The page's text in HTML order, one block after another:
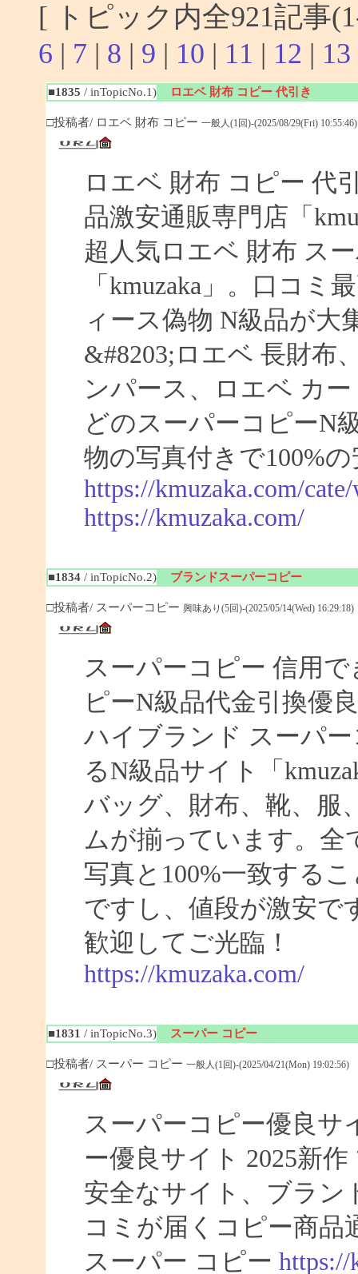
[ トピック内全921記
6 | 7 | 8 | 9 | 10 | 11 | 12 | 13
■1835 / inTopicNo.1) ロエベ 財布 コピー 代引き
□投稿者/ ロエベ 財布 コピー 一般人(1回)-(2025/08/29(Fri) 10:55:46)
ロエベ 財布 コピー 代
品激安通販専門店「
超人気ロエベ 財布 ス
「kmuzaka」。口コミ
ィース偽物 N級品が大
&#8203;ロエベ 長財布
ンパース、ロエベ カ
どのスーパーコピーN
物の写真付きで100%
https://kmuzaka.com/
https://kmuzaka.com/
■1834/ inTopicNo.2) ブランドスーパーコピー
□投稿者/ スーパーコピー 興味あり(5回)-(2025/05/14(Wed) 16:29:18)
スーパーコピー 信用
ピーN級品代金引換優
ハイブランド スーパ
るN級品サイト「
バッグ、財布、靴、服
ムが揃っています。全
写真と100%一致する
ですし、値段が激安で
歓迎してご光臨！
https://kmuzaka.com/
■1831 / inTopicNo.3) スーパー コピー
□投稿者/ スーパー コピー 一般人(1回)-(2025/04/21(Mon) 19:02:56)
スーパーコピー優良サ
ー優良サイト 2025新
安全なサイト、ブラン
コミが届くコピー商品
スーパー コピー https://